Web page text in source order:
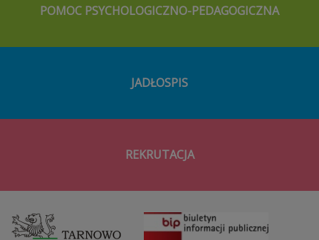
POMOC PSYCHOLOGICZNO-PEDAGOGICZNA
JADŁOSPIS
REKRUTACJA